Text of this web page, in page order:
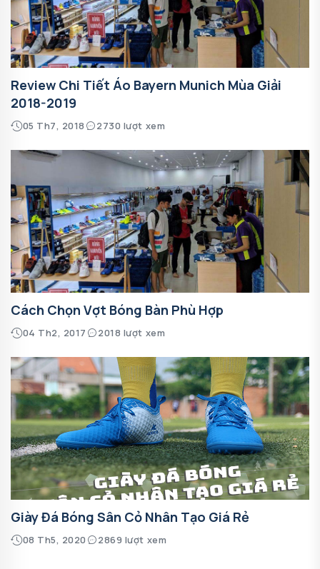
Review Chi Tiết Áo Bayern Munich Mùa Giải
2018-2019
05 Th7, 2018 2730 lượt xem
Cách Chọn Vợt Bóng Bàn Phù Hợp
04 Th2, 2017 2018 lượt xem
Giày Đá Bóng Sân Cỏ Nhân Tạo Giá Rẻ
08 Th5, 2020 2869 lượt xem